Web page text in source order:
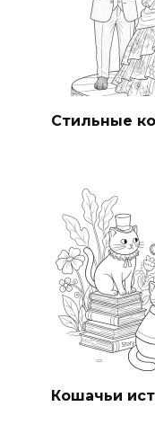
Стильные
Кошачьи